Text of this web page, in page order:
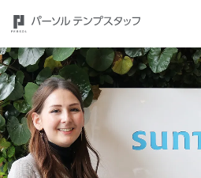
サービスラインナップ
事例紹介